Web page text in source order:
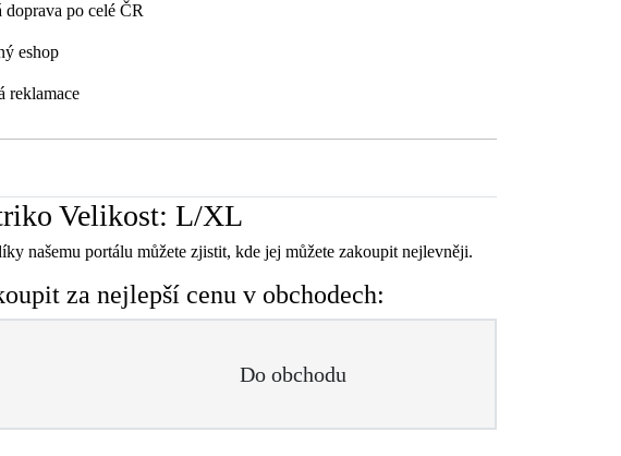
doprava po celé ČR
eshop
reklamace
Velikost: L/XL
našemu portálu můžete zjistit, kde jej můžete zakoupit nejlevněji.
za nejlepší cenu v obchodech:
Do obchodu